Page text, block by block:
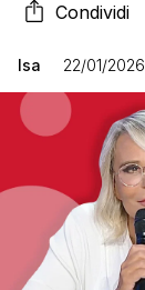
Condividi
Isa 22/01/2026